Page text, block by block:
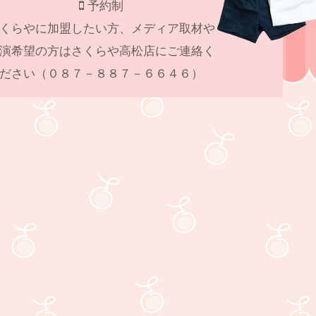
予約制
らやに加盟したい方、メディア取材や
希望の方はさくらや高松店にご連絡く
ださい（０８７－８８７－６６４６）